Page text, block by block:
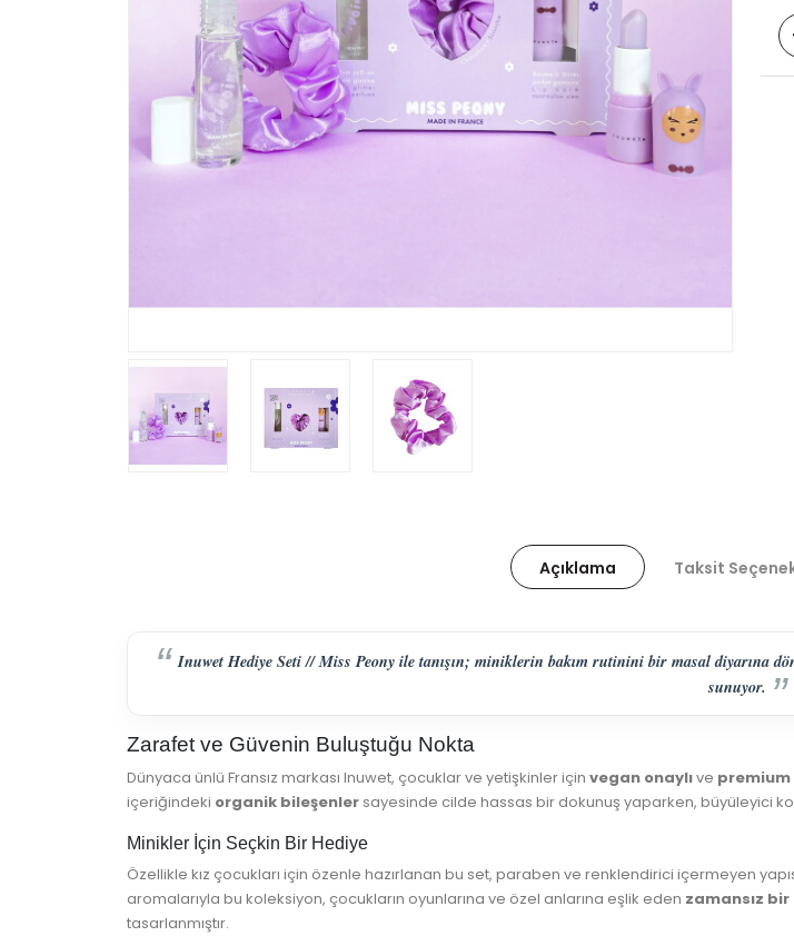
Açıklama Taksit
Inuwet Hediye Seti // Miss Peony ile tanışın; miniklerin bakım rutinini bir masal diyarına
sunuyor.
Zarafet ve Güvenin Buluştuğu Nokta
Dünyaca ünlü Fransız markası Inuwet, çocuklar ve yetişkinler için vegan onaylıve
içeriğindeki organik bileşenler sayesinde cilde hassas bir dokunuş yaparken, büyüleyici
Minikler İçin Seçkin Bir Hediye
Özellikle kız çocukları için özenle hazırlanan bu set, paraben ve renklendirici içermeyen
aromalarıyla bu koleksiyon, çocukların oyunlarına ve özel anlarına eşlik eden zamansız
tasarlanmıştır.